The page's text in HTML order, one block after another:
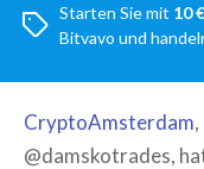
Starten Sie mit 10
Bitvavo und
CryptoAmsterdam
@damskotrades,